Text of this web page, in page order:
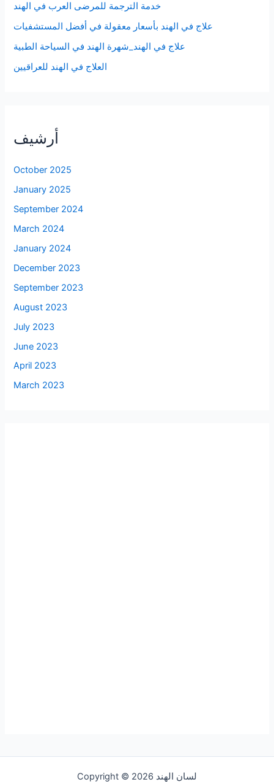
خدمة الترجمة للمرضى العرب في الهند
علاج في الهند بأسعار معقولة في أفضل المستشفيات
علاج في الهند_شهرة الهند في السياحة الطبية
العلاج في الهند للعراقيين
أرشيف
October 2025
January 2025
September 2024
March 2024
January 2024
December 2023
September 2023
August 2023
July 2023
June 2023
April 2023
March 2023
Copyright © 2026 لسان الهند